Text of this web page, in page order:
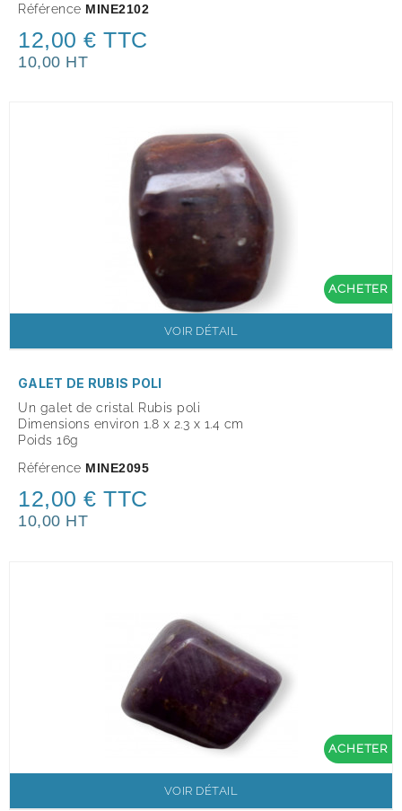
Référence MINE2102
12,00 € TTC
10,00 HT
ACHETER
VOIR DÉTAIL
GALET DE RUBIS POLI
Un galet de cristal Rubis poli
Dimensions environ 1.8 x 2.3 x 1.4 cm
Poids 16g
Référence MINE2095
12,00 € TTC
10,00 HT
ACHETER
VOIR DÉTAIL